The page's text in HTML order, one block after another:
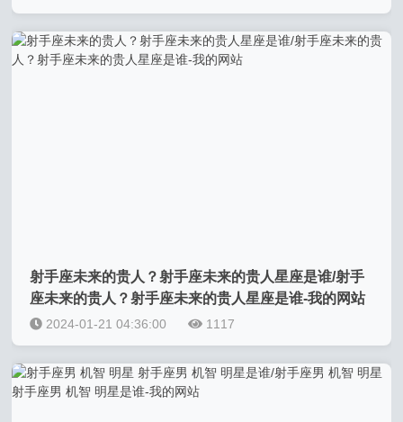
射手座未来的贵人？射手座未来的贵人星座是谁/射手
座未来的贵人？射手座未来的贵人星座是谁-我的网站
2024-01-21 04:36:00 1117